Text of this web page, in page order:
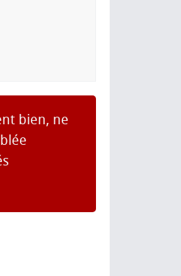
bien, ne